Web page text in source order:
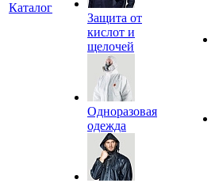
Каталог
Защита от
кислот и
щелочей
Одноразовая
одежда